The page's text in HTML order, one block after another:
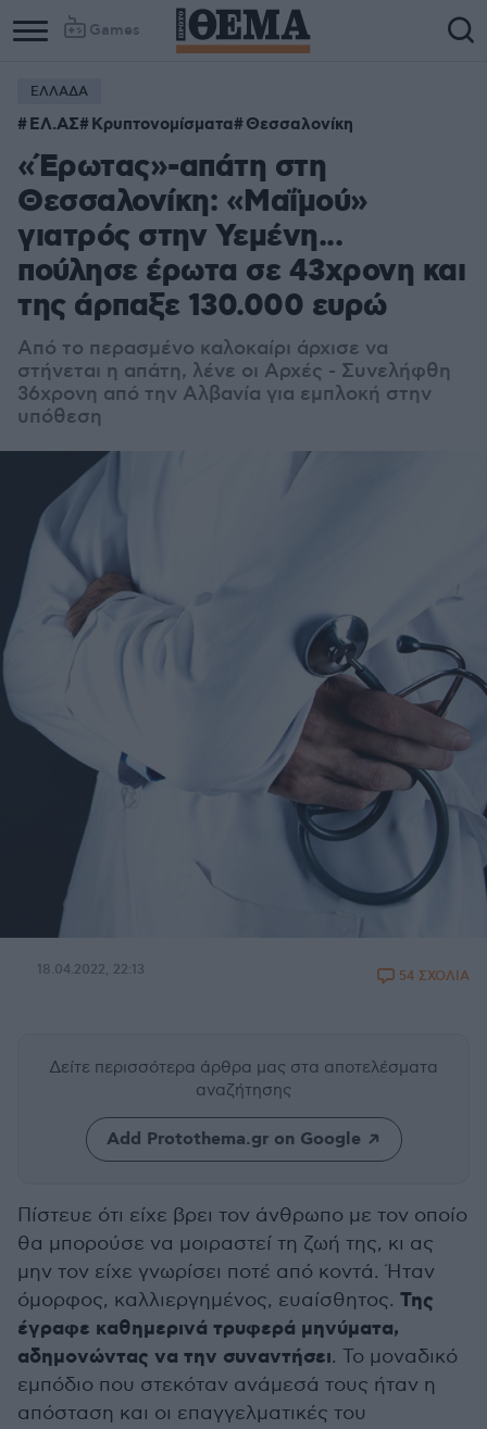
Games
ΕΛΛΑΔΑ
ΕΛ.ΑΣ Κρυπτονομίσματα Θεσσαλονίκη
«Έρωτας»-απάτη στη
Θεσσαλονίκη: «Μαΐμού»
γιατρός στην Υεμένη...
πούλησε έρωτα σε 43χρονη και
της άρπαξε 130.000 ευρώ
Από το περασμένο καλοκαίρι άρχισε να
στήνεται η απάτη, λένε οι Αρχές - Συνελήφθη
36χρονη από την Αλβανία για εμπλοκή στην
υπόθεση
18.04.2022, 22:13 54 ΣΧΟΛΙΑ
Δείτε περισσότερα άρθρα μας στα αποτελέσματα
αναζήτησης
Add Protothema.gr on Google
Πίστευε ότι είχε βρει τον άνθρωπο με τον οποίο
θα μπορούσε να μοιραστεί τη ζωή της, κι ας
μην τον είχε γνωρίσει ποτέ από κοντά. Ήταν
όμορφος, καλλιεργημένος, ευαίσθητος. Της
έγραφε καθημερινά τρυφερά μηνύματα,
αδημονώντας να την συναντήσει. Το μοναδικό
εμπόδιο που στεκόταν ανάμεσά τους ήταν η
απόσταση και οι επαγγελματικές του